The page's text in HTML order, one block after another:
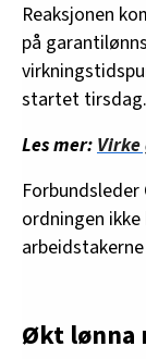
Reaksjonen
på
startet tirsdag.
Les mer:
ordningen
Økt lønna